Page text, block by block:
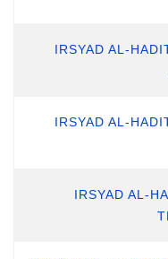
IRSYAD AL-
IRSYAD AL-
IRSYAD AL-